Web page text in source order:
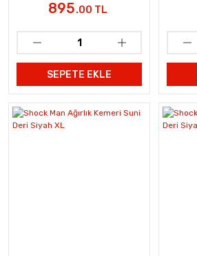
895.00 TL
SEPETE EKLE